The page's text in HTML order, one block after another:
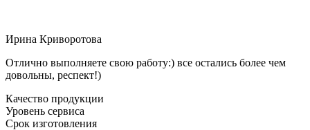
Ирина Криворотова
Отлично выполняете свою работу:) все остались более чем
довольны, респект!)
Качество продукции
Уровень сервиса
Срок изготовления